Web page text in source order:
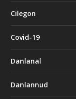
Cilegon
Covid-19
Danlanal
Danlannud